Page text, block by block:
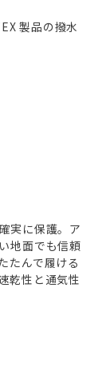
製品の撥水
実に保護。ア
地面でも信頼
たんで履ける
乾性と通気性